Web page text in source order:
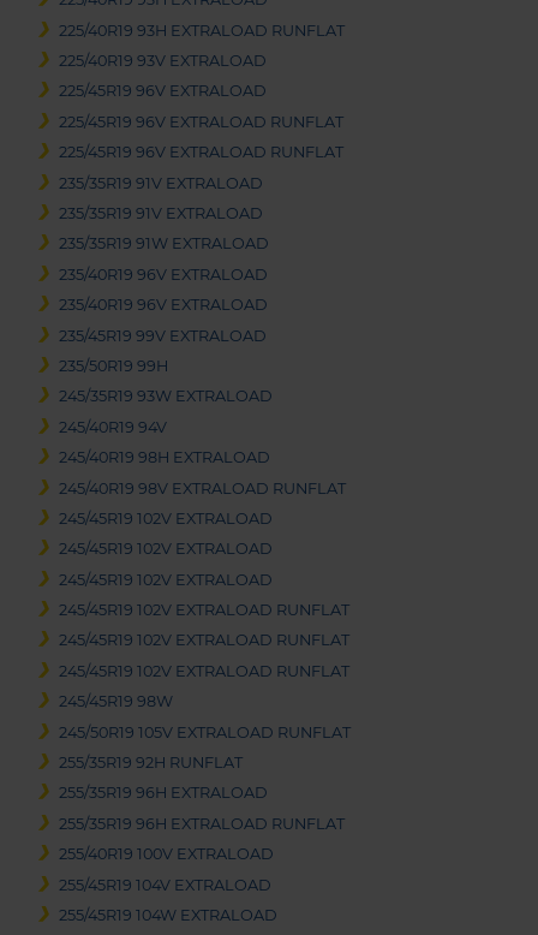
225/40R19 93H EXTRALOAD RUNFLAT
225/40R19 93V EXTRALOAD
225/45R19 96V EXTRALOAD
225/45R19 96V EXTRALOAD RUNFLAT
225/45R19 96V EXTRALOAD RUNFLAT
235/35R19 91V EXTRALOAD
235/35R19 91V EXTRALOAD
235/35R19 91W EXTRALOAD
235/40R19 96V EXTRALOAD
235/40R19 96V EXTRALOAD
235/45R19 99V EXTRALOAD
235/50R19 99H
245/35R19 93W EXTRALOAD
245/40R19 94V
245/40R19 98H EXTRALOAD
245/40R19 98V EXTRALOAD RUNFLAT
245/45R19 102V EXTRALOAD
245/45R19 102V EXTRALOAD
245/45R19 102V EXTRALOAD
245/45R19 102V EXTRALOAD RUNFLAT
245/45R19 102V EXTRALOAD RUNFLAT
245/45R19 102V EXTRALOAD RUNFLAT
245/45R19 98W
245/50R19 105V EXTRALOAD RUNFLAT
255/35R19 92H RUNFLAT
255/35R19 96H EXTRALOAD
255/35R19 96H EXTRALOAD RUNFLAT
255/40R19 100V EXTRALOAD
255/45R19 104V EXTRALOAD
255/45R19 104W EXTRALOAD